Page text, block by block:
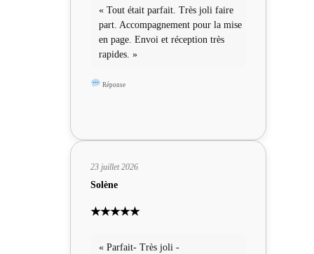
« Tout était parfait. Très joli faire
part. Accompagnement pour la mise
en page. Envoi et réception très
rapides. »
Réponse
23 juillet 2026
Solène
★★★★★
« Parfait- Très joli -